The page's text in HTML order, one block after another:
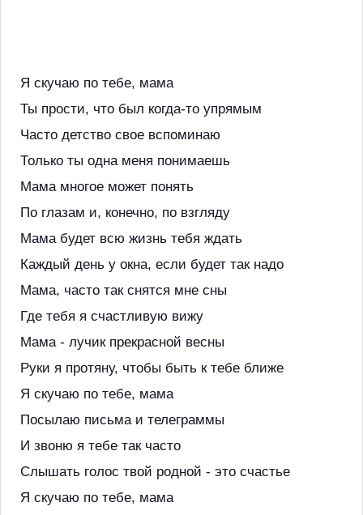
Я скучаю по тебе, мама
Ты прости, что был когда-то упрямым
Часто детство свое вспоминаю
Только ты одна меня понимаешь
Мама многое может понять
По глазам и, конечно, по взгляду
Мама будет всю жизнь тебя ждать
Каждый день у окна, если будет так надо
Мама, часто так снятся мне сны
Где тебя я счастливую вижу
Мама - лучик прекрасной весны
Руки я протяну, чтобы быть к тебе ближе
Я скучаю по тебе, мама
Посылаю письма и телеграммы
И звоню я тебе так часто
Слышать голос твой родной - это счастье
Я скучаю по тебе, мама